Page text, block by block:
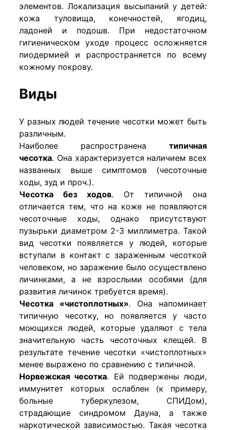
элементов. Локализация высыпаний у детей:
кожа туловища, конечностей, ягодиц,
ладоней и подошв. При недостаточном
гигиеническом уходе процесс осложняется
пиодермией и распространяется по всему
кожному покрову.
Виды
У разных людей течение чесотки может быть
различным.
Наиболее распространена типичная
чесотка. Она характеризуется наличием всех
названных выше симптомов (чесоточные
ходы, зуд и проч.).
Чесотка без ходов. От типичной она
отличается тем, что на коже не появляются
чесоточные ходы, однако присутствуют
пузырьки диаметром 2-3 миллиметра. Такой
вид чесотки появляется у людей, которые
вступали в контакт с зараженным чесоткой
человеком, но заражение было осуществлено
личинками, а не взрослыми особями (для
развития личинок требуется время).
Чесотка «чистоплотных». Она напоминает
типичную чесотку, но появляется у часто
моющихся людей, которые удаляют с тела
значительную часть чесоточных клещей. В
результате течение чесотки «чистоплотных»
менее выражено по сравнению с типичной.
Норвежская чесотка. Ей подвержены люди,
иммунитет которых ослаблен (к примеру,
больные туберкулезом, СПИДом),
страдающие синдромом Дауна, а также
наркотической зависимостью. Такая чесотка